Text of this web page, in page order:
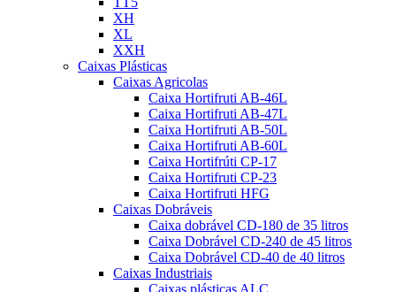
XH
XL
XXH
Caixas Plásticas
Caixas Agricolas
Caixa Hortifruti AB-46L
Caixa Hortifruti AB-47L
Caixa Hortifruti AB-50L
Caixa Hortifruti AB-60L
Caixa Hortifrúti CP-17
Caixa Hortifruti CP-23
Caixa Hortifruti HFG
Caixas Dobráveis
Caixa dobrável CD-180 de 35 litros
Caixa Dobrável CD-240 de 45 litros
Caixa Dobrável CD-40 de 40 litros
Caixas Industriais
Caixas plásticas ALC